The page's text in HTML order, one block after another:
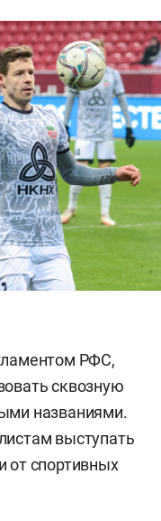
РФС,
сквозную
названиями.
выступать
от спортивных